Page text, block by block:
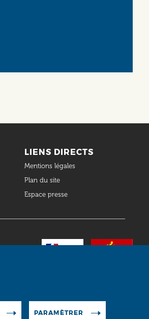
LIENS DIRECTS
Mentions légales
Plan du site
Espace presse
PARAMÈTRER